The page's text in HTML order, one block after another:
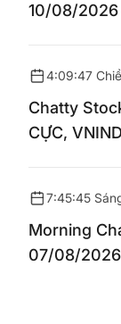
10/08/2026
4:09:47
Chatty
CỰC,
7:45:45
Morning
07/08/2026